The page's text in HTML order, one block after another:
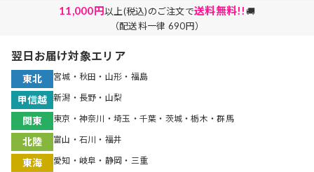
11,000円以上(税込)のご注文で送料無料!!🚚
（配送料一律 690円）
翌日お届け対象エリア
東北 宮城・秋田・山形・福島
甲信越 新潟・長野・山梨
関東 東京・神奈川・埼玉・千葉・茨城・栃木・群馬
北陸 富山・石川・福井
東海 愛知・岐阜・静岡・三重